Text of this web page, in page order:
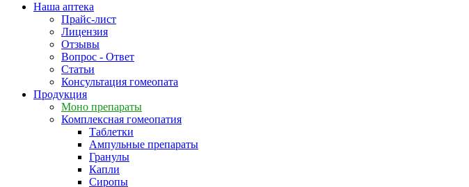
Наша аптека
Прайс-лист
Лицензия
Отзывы
Вопрос - Ответ
Статьи
Консультация гомеопата
Продукция
Моно препараты
Комплексная гомеопатия
Таблетки
Ампульные препараты
Гранулы
Капли
Сиропы